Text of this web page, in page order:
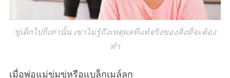
ขู่เด็กไปก็เท่านั้น เขาไม่รู้ถึงเหตุผลที่แท้จริงของสิ่งที่จะต้อง
ทำ
เมื่อพ่อแม่ข่มขู่หรือแบล็กเมล์ลูก